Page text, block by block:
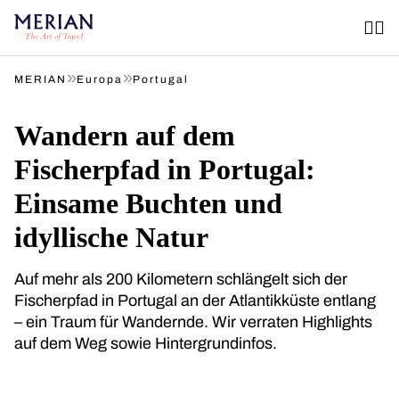
MERIAN »Europa »Portugal
Wandern auf dem
Fischerpfad in Portugal:
Einsame Buchten und
idyllische Natur
Auf mehr als 200 Kilometern schlängelt sich der
Fischerpfad in Portugal an der Atlantikküste entlang
– ein Traum für Wandernde. Wir verraten Highlights
auf dem Weg sowie Hintergrundinfos.